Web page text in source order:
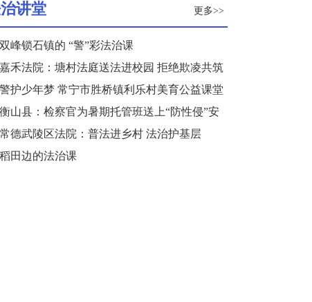
讲堂 更多>>
双峰锁石镇的 “警”彩法治课
嘉禾法院：塘村法庭送法进校园 拒绝欺凌共筑
和谐校园
警护少年梦 常宁市胜桥镇利乐村美育公益课堂
再度开课
衡山县：检察官为暑期托管班送上“防性侵”安
全课
常德武陵区法院：普法进乡村 法治护基层
稻田边的法治课